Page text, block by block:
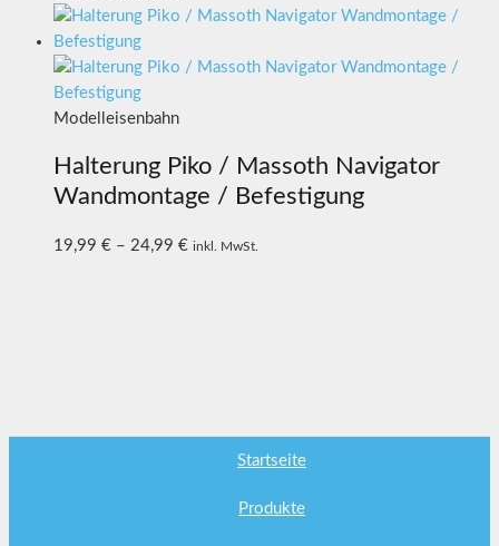
Modelleisenbahn
Halterung Piko / Massoth Navigator
Wandmontage / Befestigung
19,99 € – 24,99 € inkl. MwSt.
Startseite
Produkte